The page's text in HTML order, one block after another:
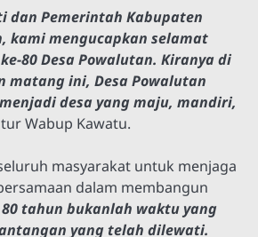
dan Pemerintah Kabupaten
kami mengucapkan selamat
80 Desa Powalutan. Kiranya di
matang ini, Desa Powalutan
desa yang maju, mandiri,
Wabup Kawatu.
masyarakat untuk menjaga
dalam membangun
tahun bukanlah waktu yang
yang telah dilewati.